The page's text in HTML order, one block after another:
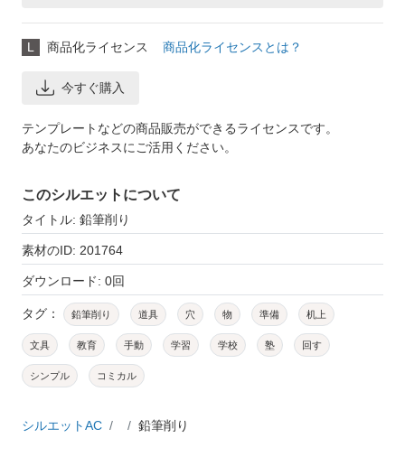
L 商品化ライセンス 商品化ライセンスとは？
今すぐ購入
テンプレートなどの商品販売ができるライセンスです。
あなたのビジネスにご活用ください。
このシルエットについて
タイトル: 鉛筆削り
素材のID: 201764
ダウンロード: 0回
タグ： 鉛筆削り 道具 穴 物 準備 机上
文具 教育 手動 学習 学校 塾 回す
シンプル コミカル
シルエットAC 鉛筆削り